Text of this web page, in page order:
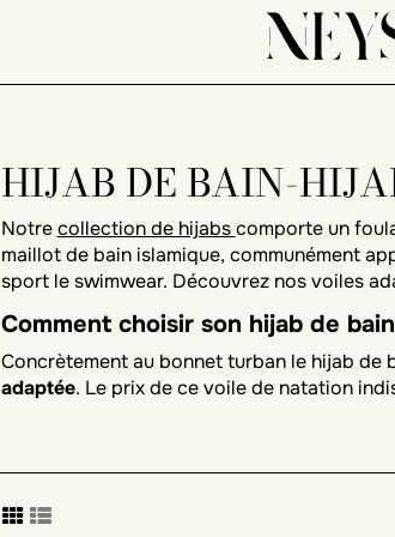
HIJAB DE BAIN-
Notrecollection de hijabscomporte un
maillot de bain islamique, communément
sport le swimwear. Découvrez nos voiles
Comment choisir son hijab de
Concrètement au bonnet turban le hijab de
adaptée. Le prix de ce voile de natation
une protection et une couverture idéale
Choisir son hijab de bain pour la
Un maillot de bain islamique
voile, les femmes peuvent